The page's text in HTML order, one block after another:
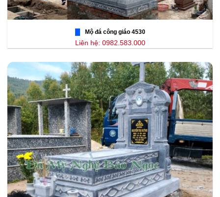
Mộ đá công giáo 4530
Liên hệ: 0982.583.000